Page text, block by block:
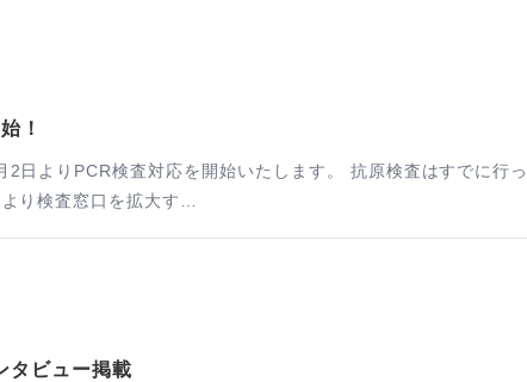
！
日よりPCR検査対応を開始いたします。 抗原検査はすでに行
り検査窓口を拡大す…
タビュー掲載